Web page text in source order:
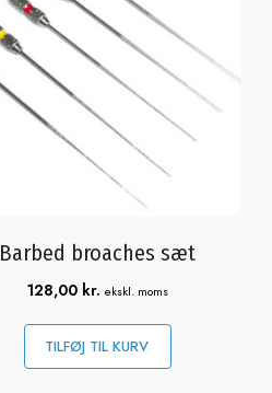
Barbed broaches sæt
128,00 kr. ekskl. moms
TILFØJ TIL KURV